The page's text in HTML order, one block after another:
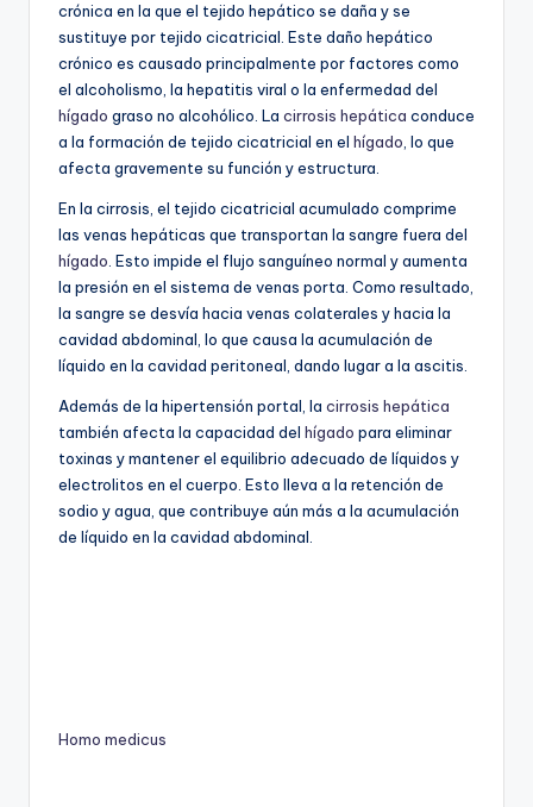
crónica en la que el tejido hepático se daña y se
sustituye por tejido cicatricial. Este daño hepático
crónico es causado principalmente por factores como
el alcoholismo, la hepatitis viral o la enfermedad del
hígado graso no alcohólico. La cirrosis hepática conduce
a la formación de tejido cicatricial en el hígado , lo que
afecta gravemente su función y estructura.
En la cirrosis, el tejido cicatricial acumulado comprime
las venas hepáticas que transportan la sangre fuera del
hígado . Esto impide el flujo sanguíneo normal y aumenta
la presión en el sistema de venas porta. Como resultado,
la sangre se desvía hacia venas colaterales y hacia la
cavidad abdominal, lo que causa la acumulación de
líquido en la cavidad peritoneal, dando lugar a la ascitis.
Además de la hipertensión portal, la cirrosis hepática
también afecta la capacidad del hígado para eliminar
toxinas y mantener el equilibrio adecuado de líquidos y
electrolitos en el cuerpo. Esto lleva a la retención de
sodio y agua, que contribuye aún más a la acumulación
de líquido en la cavidad abdominal.
Homo medicus